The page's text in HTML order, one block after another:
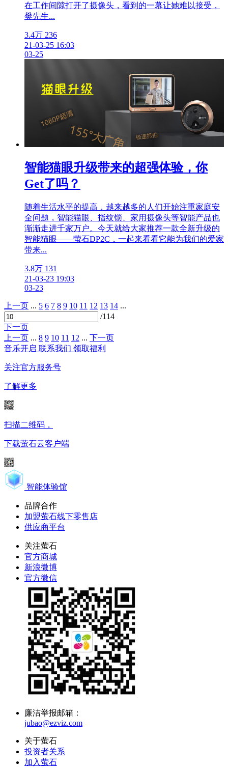
在工作间隙打开了摄像头，看到的一幕让她难以接受，
樊先生...
3.4万 236
21-03-25 16:03
03-25
智能猫眼升级带来的超强体验，你
Get了吗？
随着生活水平的提高，越来越多的人们开始注重家庭安
全问题，智能猫眼、指纹锁、家用摄像头等智能产品也
渐渐走进千家万户。今天就给大家推荐一款全新升级的
智能猫眼——萤石DP2C，一起来看看它能为我们的爱家
带来...
3.8万 131
21-03-23 19:03
03-23
上一页 ... 5 6 7 8 9 10 11 12 13 14 ...
/114
下一页
上一页 ... 8 9 10 11 12 ... 下一页
音乐开启 联系我们 领取福利
关注官方服务号
了解更多
扫描二维码，
下载萤石云客户端
智能体验馆
品牌合作
加盟萤石线下零售店
供应商平台
关注萤石
官方商城
新浪微博
官方微信
廉洁举报邮箱：
jubao@ezviz.com
关于萤石
投资者关系
加入萤石